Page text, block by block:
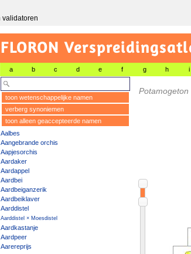
validatoren
FLORON
a b c d e f g h i
toon wetenschappelijke namen
verberg synoniemen
toon alleen geaccepteerde namen
Aalbes
Aangebrande orchis
Aapjesorchis
Aardaker
Aardappel
Aardbei
Aardbeiganzerik
Aardbeiklaver
Aarddistel
Aarddistel × Moesdistel
Aardkastanje
Aardpeer
Aarereprijs
Potamogeton